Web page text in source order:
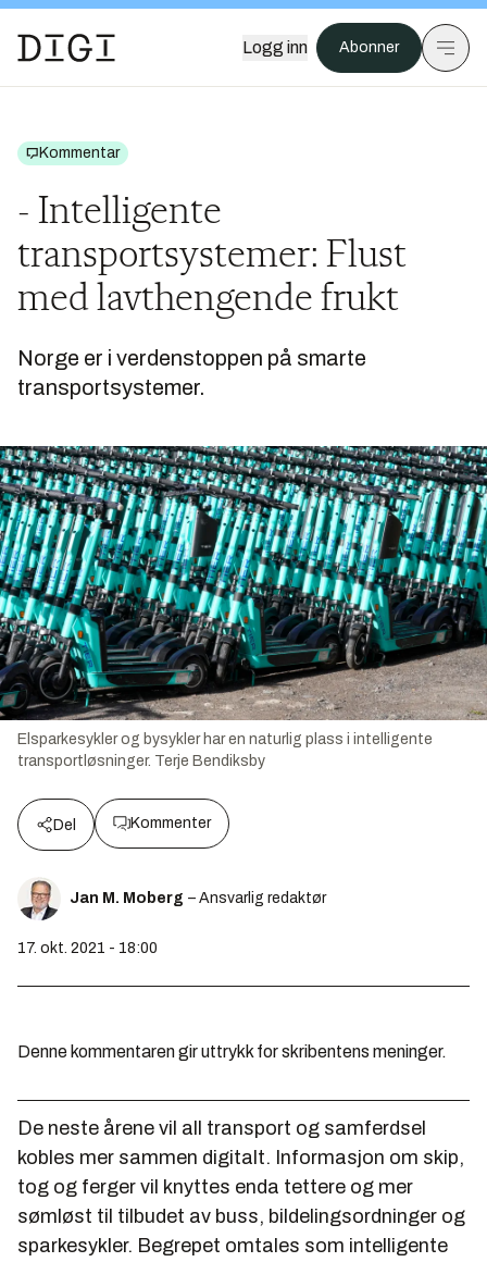
Logg inn Abonner
Kommentar
- Intelligente
transportsystemer: Flust
med lavthengende frukt
Norge er i verdenstoppen på smarte
transportsystemer.
Elsparkesykler og bysykler har en naturlig plass i intelligente
transportløsninger. Terje Bendiksby
Del Kommenter
Jan M. Moberg – Ansvarlig redaktør
17. okt. 2021 - 18:00
Denne kommentaren gir uttrykk for skribentens meninger.
De neste årene vil all transport og samferdsel
kobles mer sammen digitalt. Informasjon om skip,
tog og ferger vil knyttes enda tettere og mer
sømløst til tilbudet av buss, bildelingsordninger og
sparkesykler. Begrepet omtales som intelligente